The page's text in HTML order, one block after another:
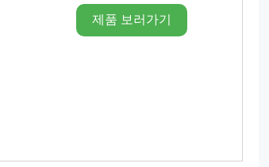
제품 보러가기